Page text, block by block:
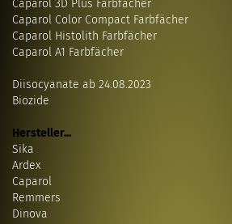
Caparol 3D Plus Farbfächer
Caparol Color Compact Farbfächer
Caparol Histolith Farbfächer
Caparol A1 Farbfächer
Diisocyanate ab 24.08.2023
Biozide
Hersteller...
Sika
Ardex
Caparol
Remmers
Dinova